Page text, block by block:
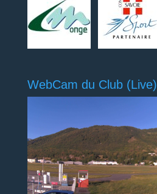
WebCam du Club (Live)